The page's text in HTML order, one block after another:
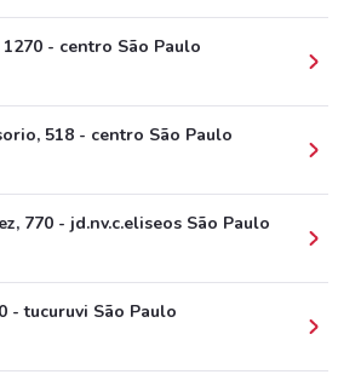
- centro São Paulo
518 - centro São Paulo
770 - jd.nv.c.eliseos São Paulo
- tucuruvi São Paulo